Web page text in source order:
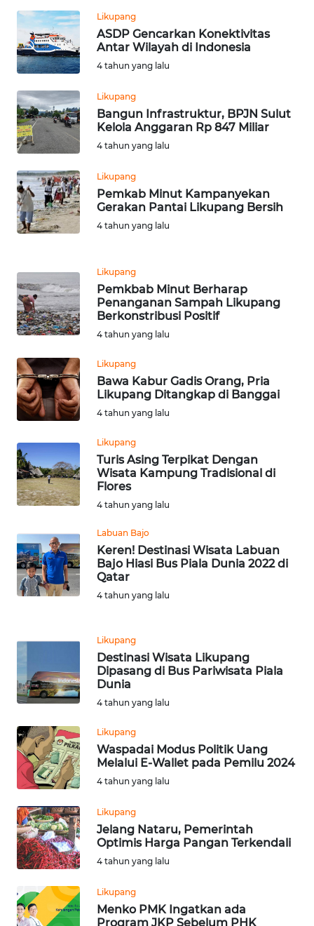
Likupang
ASDP Gencarkan Konektivitas
Antar Wilayah di Indonesia
4 tahun yang lalu
Likupang
Bangun Infrastruktur, BPJN Sulut
Kelola Anggaran Rp 847 Miliar
4 tahun yang lalu
Likupang
Pemkab Minut Kampanyekan
Gerakan Pantai Likupang Bersih
4 tahun yang lalu
Likupang
Pemkbab Minut Berharap
Penanganan Sampah Likupang
Berkonstribusi Positif
4 tahun yang lalu
Likupang
Bawa Kabur Gadis Orang, Pria
Likupang Ditangkap di Banggai
4 tahun yang lalu
Likupang
Turis Asing Terpikat Dengan
Wisata Kampung Tradisional di
Flores
4 tahun yang lalu
Labuan Bajo
Keren! Destinasi Wisata Labuan
Bajo Hiasi Bus Piala Dunia 2022 di
Qatar
4 tahun yang lalu
Likupang
Destinasi Wisata Likupang
Dipasang di Bus Pariwisata Piala
Dunia
4 tahun yang lalu
Likupang
Waspadai Modus Politik Uang
Melalui E-Wallet pada Pemilu 2024
4 tahun yang lalu
Likupang
Jelang Nataru, Pemerintah
Optimis Harga Pangan Terkendali
4 tahun yang lalu
Likupang
Menko PMK Ingatkan ada
Program JKP Sebelum PHK
DISCLAIMER
News
Regional
WN
SUMUT
WN
JAKARTA
WN
BANTEN
NTT
WN
KEPRI
WN
PAPUA
WN
BARAT
WN
RIAU
SERAMBI
WN
JAMBI
WN
SULTRA
WN
WN
SULTENG
WN
SULBAR